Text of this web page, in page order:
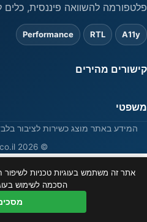
פלטפורמה להשוואה פיננסית, כלים
A11y
RTL
Performance
קישורים מהירים
משפטי
המידע באתר מוצג כשירות לציבור
© 2026 ibanks.co.il
אתר זה משתמש בעוגיות טכניות לשיפור
הסכמה לשימוש